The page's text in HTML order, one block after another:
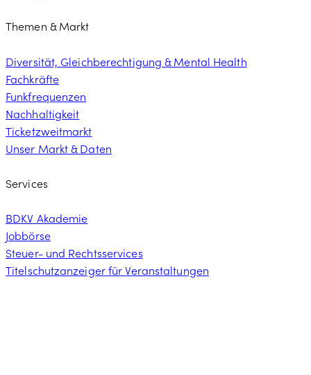
Themen & Markt
Diversität, Gleichberechtigung & Mental Health
Fachkräfte
Funkfrequenzen
Nachhaltigkeit
Ticketzweitmarkt
Unser Markt & Daten
Services
BDKV Akademie
Jobbörse
Steuer- und Rechtsservices
Titelschutzanzeiger für Veranstaltungen